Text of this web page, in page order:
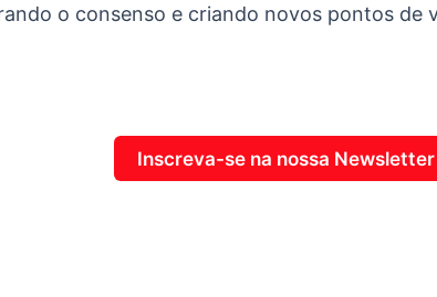
o consenso e criando novos pontos de
Inscreva-se na nossa Newsletter